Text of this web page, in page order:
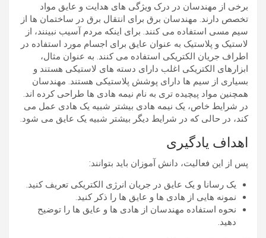
برخی از مهندسان در درک ویژگی های هدایت و عایق مواد
تخصص دارند. مهندسان برق برای انتقال برق در ساختمان ها از
سیم مسی استفاده می کنند. برای اینکه مردم آسیب نبینند، از
لاستیک و پلاستیک به عنوان عایق برای اجسام مورد استفاده در
اطراف جریان الکتریکی استفاده می کنند. به عنوان مثال،
ابزارهای الکتریکی اغلب دارای دسته های لاستیکی هستند و
بسیاری از سیم ها دارای پوشش پلاستیکی هستند. مهندسان
همچنین مواد پیچیده تری به نام نیمه هادی ها طراحی کرده اند.
در شرایط خاص، یک نیمه هادی بیشتر شبیه یک هادی عمل می
کند، در حالی که در شرایط دیگر بیشتر شبیه یک عایق می شود.
اهداف یادگیری
پس از این فعالیت، دانش آموزان باید بتوانند:
یک رسانا و یک عایق در جریان انرژی الکتریکی تعریف کنید.
نمونه هایی از هادی ها و عایق ها را ذکر کنید.
نحوه استفاده مهندسان از هادی ها و عایق ها را توضیح
دهید.